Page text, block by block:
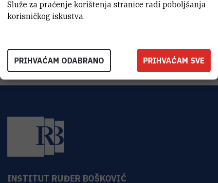
LABORATORIJ
Laboratorij za biološku raznolikost
INSTITUT RUĐER BOŠKOVIĆ
Služe za praćenje korištenja stranice radi poboljšanja
korisničkog iskustva.
PRIHVAĆAM ODABRANO PRIHVAĆAM SVE